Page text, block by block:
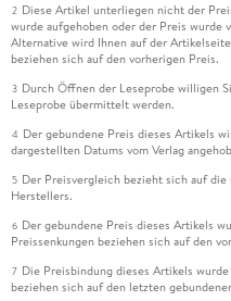
2 Diese Artikel unterliegen nicht der
wurde aufgehoben oder der Preis wurde
Alternative wird Ihnen auf der
beziehen sich auf den vorherigen Preis.
3 Durch Öffnen der Leseprobe willigen
Leseprobe übermittelt werden.
4 Der gebundene Preis dieses Artikels
dargestellten Datums vom Verlag
5 Der Preisvergleich bezieht sich auf
Herstellers.
6 Der gebundene Preis dieses Artikels
Preissenkungen beziehen sich auf den
7 Die Preisbindung dieses Artikels
beziehen sich auf den letzten